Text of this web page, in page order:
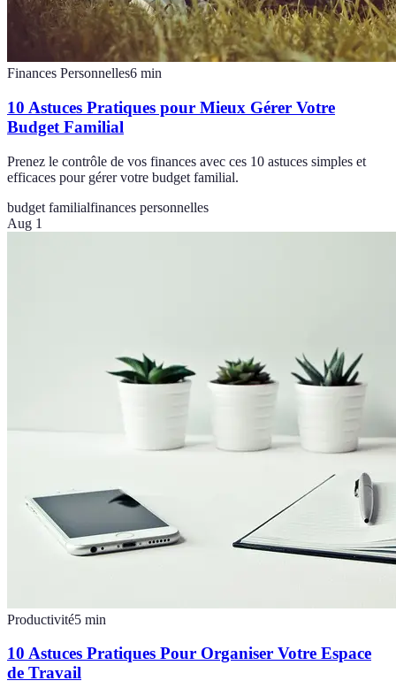
Finances Personnelles6 min
10 Astuces Pratiques pour Mieux Gérer Votre
Budget Familial
Prenez le contrôle de vos finances avec ces 10 astuces simples et
efficaces pour gérer votre budget familial.
budget familialfinances personnelles
Aug 1
Productivité5 min
10 Astuces Pratiques Pour Organiser Votre Espace
de Travail